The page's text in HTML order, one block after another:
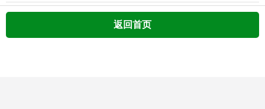
返回首页